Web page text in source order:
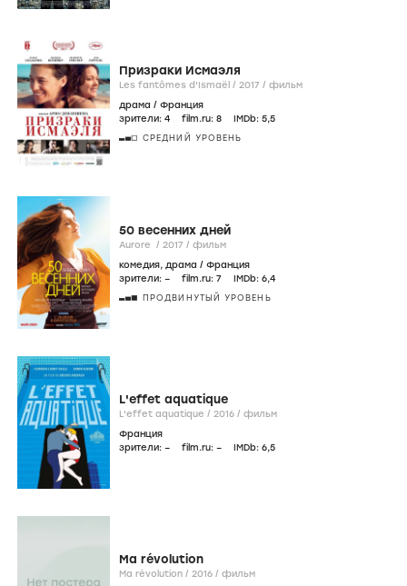
Призраки Исмаэля
Les fantômes d'Ismaël / 2017 / фильм
драма / Франция
зрители: 4 film.ru: 8 IMDb: 5,5
СРЕДНИЙ УРОВЕНЬ
50 весенних дней
Aurore / 2017 / фильм
комедия, драма / Франция
зрители: – film.ru: 7 IMDb: 6,4
ПРОДВИНУТЫЙ УРОВЕНЬ
L'effet aquatique
L'effet aquatique / 2016 / фильм
Франция
зрители: – film.ru: – IMDb: 6,5
Ma révolution
Ma révolution / 2016 / фильм